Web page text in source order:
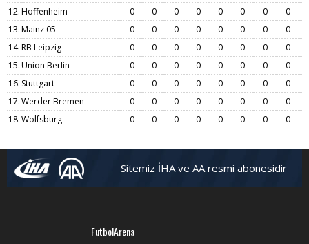
12.Hoffenheim 0 0 0 0 0 0 0
0
13.Mainz 05 0 0 0 0 0 0 0
0
14.RB Leipzig 0 0 0 0 0 0 0
0
15.Union Berlin 0 0 0 0 0 0 0
0
16. Stuttgart 0 0 0 0 0 0 0
0
17.Werder Bremen 0 0 0 0 0 0 0
0
18.Wolfsburg 0 0 0 0 0 0 0 0
Sitemiz İHA ve AA resmi abonesidir
FutbolArena